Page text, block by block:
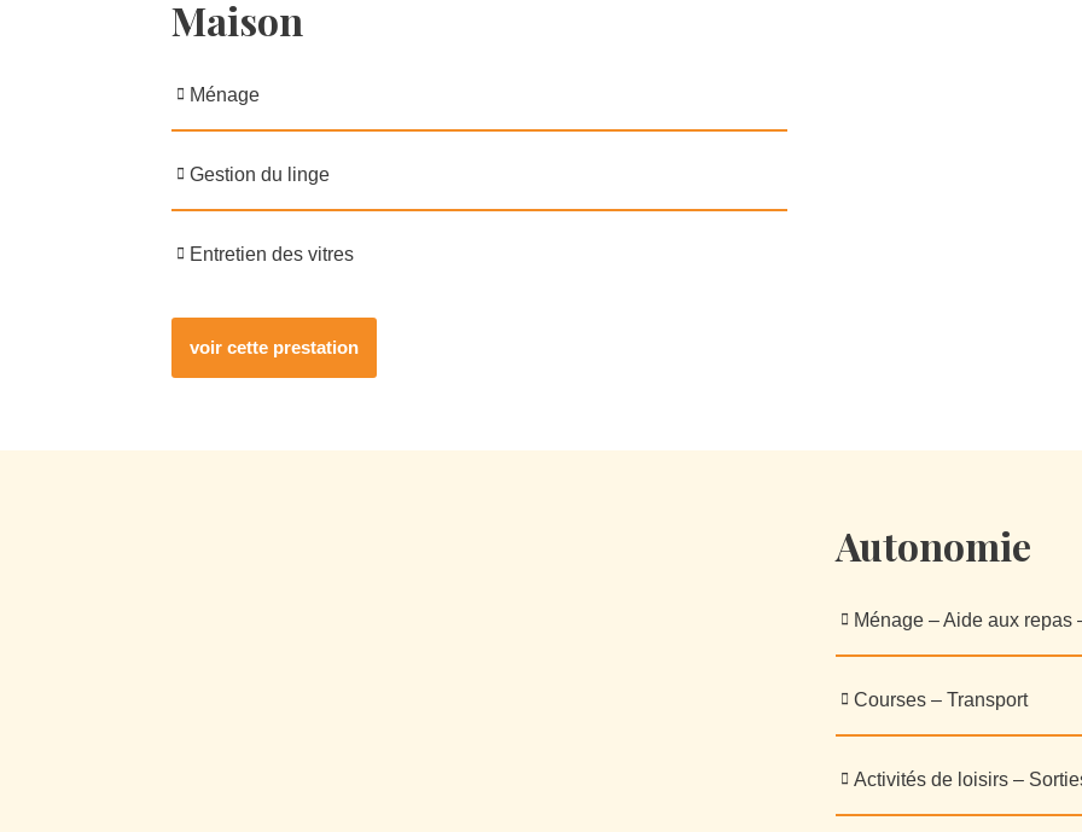
Maison
Ménage
Gestion du linge
Entretien des vitres
voir cette prestation
Autonomie
Ménage – Aide aux repas
Courses – Transport
Activités de loisirs –